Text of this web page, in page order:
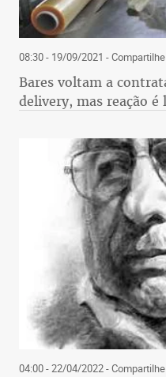
08:30 - 19/09/2021 - Compartilhe
Bares voltam a
delivery, mas reação é
04:00 - 22/04/2022- Compartilhe